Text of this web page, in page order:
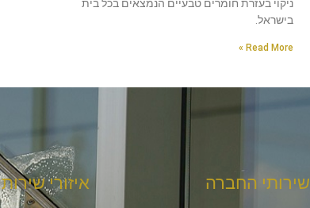
ניקוי בעזרת חומרים טבעיים הנמצאים בכל בית
בישראל.
Read More »
שירותי החברה איזורי שירות